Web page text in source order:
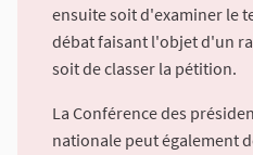
ensuite soit d'examiner le
débat faisant l'objet d'un
soit de classer la pétition.
La Conférence des
nationale peut également